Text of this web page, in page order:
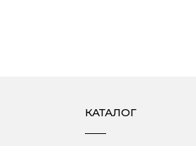
КАТАЛОГ